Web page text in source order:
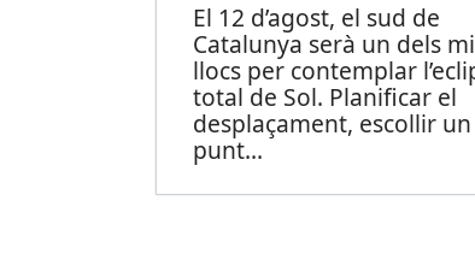
El 12 d’agost, el sud de
Catalunya serà un dels
llocs per contemplar
total de Sol. Planificar el
desplaçament, escollir un
punt...